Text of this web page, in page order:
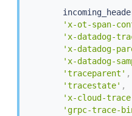
'x-ot-span-
'x-datadog-
'x-datadog-
'x-datadog-
'traceparent' ,
'tracestate' ,
'x-cloud-
'grpc-trace-